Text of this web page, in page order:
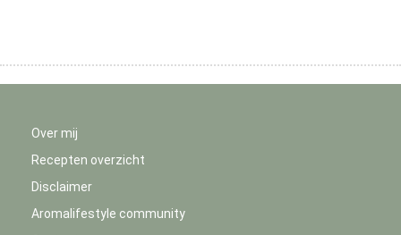
Over mij
Recepten overzicht
Disclaimer
Aromalifestyle community